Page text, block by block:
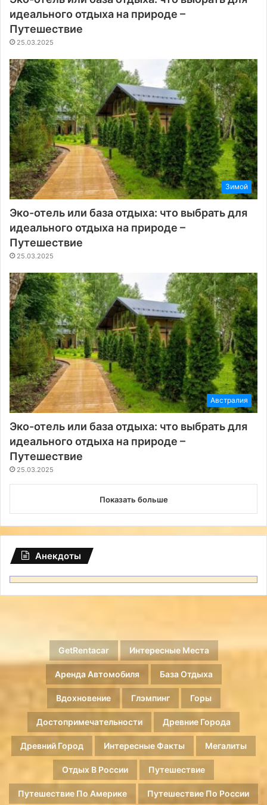
идеального отдыха на природе –
Путешествие
25.03.2025
Зимой
Эко-отель или база отдыха: что выбрать для
идеального отдыха на природе –
Путешествие
25.03.2025
Австралия
Эко-отель или база отдыха: что выбрать для
идеального отдыха на природе –
Путешествие
25.03.2025
Показать больше
Анекдоты
GetRentacar Интересные Места
Аренда Автомобиля База Отдыха
Вдохновение Глэмпинг Горы
Достопримечательности Древние Города
Древний Город Интересные Факты Мегалиты
Отдых В России Путешествие
Путешествие По Америке Путешествие По России